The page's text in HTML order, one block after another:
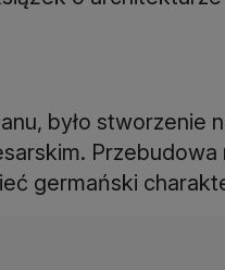
było stworzenie
Przebudowa
germański